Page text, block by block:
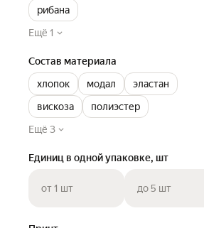
рибана
Ещё 1
Состав материала
хлопок
модал
эластан
вискоза
полиэстер
Ещё 3
Единиц в одной упаковке, шт
от 1 шт до 5 шт